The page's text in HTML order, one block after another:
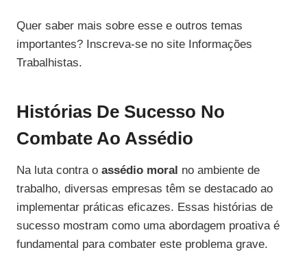
Quer saber mais sobre esse e outros temas
importantes? Inscreva-se no site Informações
Trabalhistas.
Histórias De Sucesso No
Combate Ao Assédio
Na luta contra o assédio moral no ambiente de
trabalho, diversas empresas têm se destacado ao
implementar práticas eficazes. Essas histórias de
sucesso mostram como uma abordagem proativa é
fundamental para combater este problema grave.